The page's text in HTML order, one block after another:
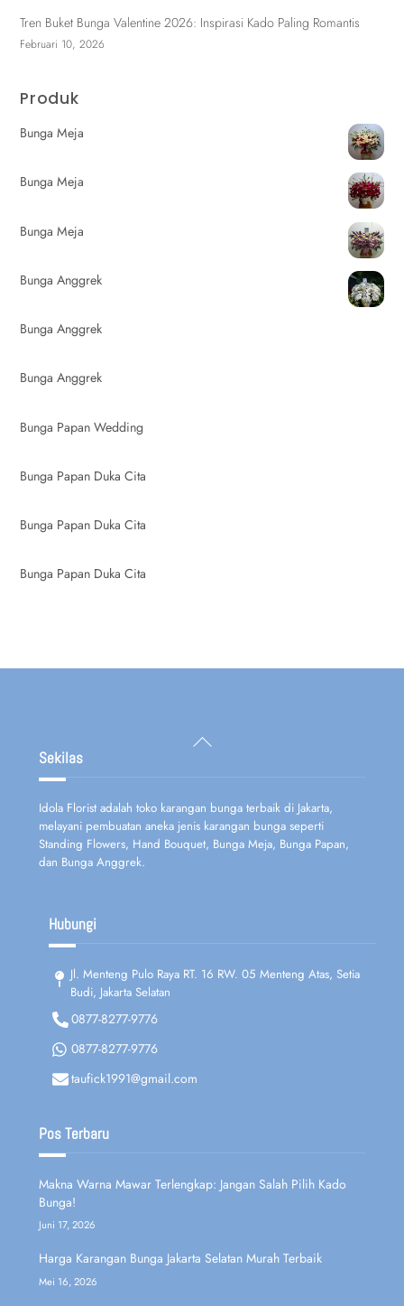
Tren Buket Bunga Valentine 2026: Inspirasi Kado Paling Romantis
Februari 10, 2026
Produk
Bunga Meja
Bunga Meja
Bunga Meja
Bunga Anggrek
Bunga Anggrek
Bunga Anggrek
Bunga Papan Wedding
Bunga Papan Duka Cita
Bunga Papan Duka Cita
Bunga Papan Duka Cita
Back
To
Sekilas
Idola Florist adalah toko karangan bunga terbaik di Jakarta,
melayani pembuatan aneka jenis karangan bunga seperti
Standing Flowers, Hand Bouquet, Bunga Meja, Bunga Papan,
dan Bunga Anggrek.
Hubungi
Jl. Menteng Pulo Raya RT. 16 RW. 05 Menteng Atas, Setia
Budi, Jakarta Selatan
0877-8277-9776
0877-8277-9776
taufick1991@gmail.com
Pos Terbaru
Makna Warna Mawar Terlengkap: Jangan Salah Pilih Kado
Bunga!
Juni 17, 2026
Harga Karangan Bunga Jakarta Selatan Murah Terbaik
Mei 16, 2026